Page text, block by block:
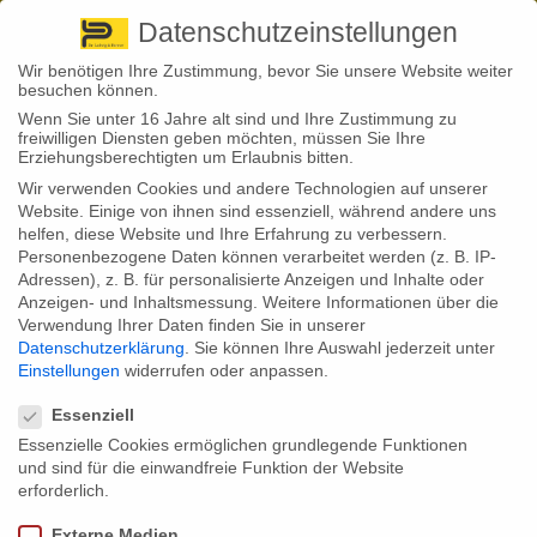
+ 49 3501 528571 |
Back to News
23
Juni
Stephan Fröhlich
Die Deutschen investieren ihr Geld lieber in den Urlaub als in eine
Altersvorsorge! Was klingen mag wie ein Vorurteil, ist jetzt anhand
einer repräsentativen forsa-Umfrage zum Teil bestätigt. Werden die
Altersvorsorge zu sparen, entscheiden sich 57 Prozent der
Verbraucher für den Urlaub und nur 36 Prozent für die
Altersvorsorge, so ergab die Befragung.
Natürlich soll niemand auf den wohlverdienten Urlaub verzichten
Menschen die schönste Zeit des Jahres, verbunden mit tollen
Datenschutzeinstellungen
Wir benötigen Ihre Zustimmung, bevor Sie unsere Website weiter
besuchen können.
Wenn Sie unter 16 Jahre alt sind und Ihre Zustimmung zu
freiwilligen Diensten geben möchten, müssen Sie Ihre
Erziehungsberechtigten um Erlaubnis bitten.
Wir verwenden Cookies und andere Technologien auf unserer
Website. Einige von ihnen sind essenziell, während andere uns
helfen, diese Website und Ihre Erfahrung zu verbessern.
Personenbezogene Daten können verarbeitet werden (z. B. IP-
Adressen), z. B. für personalisierte Anzeigen und Inhalte oder
Anzeigen- und Inhaltsmessung. Weitere Informationen über die
Verwendung Ihrer Daten finden Sie in unserer
Datenschutzerklärung
Sie können Ihre Auswahl jederzeit unter
Einstellungen widerrufen oder anpassen.
Essenziell
Essenzielle Cookies ermöglichen grundlegende Funktionen
und sind für die einwandfreie Funktion der Website
erforderlich.